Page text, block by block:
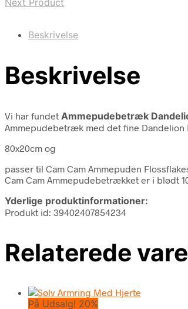
Beskrivelse
Beskrivelse
Vi har fundet Ammepudebetræk
Ammepudebetræk med det fine
80x20cm og
passer til Cam Cam Ammepuden
Cam Cam Ammepudebetrækket er i blødt
Yderlige produktinformationer:
Produkt id: 39402407854234
Relaterede
På Udsalg! 20%